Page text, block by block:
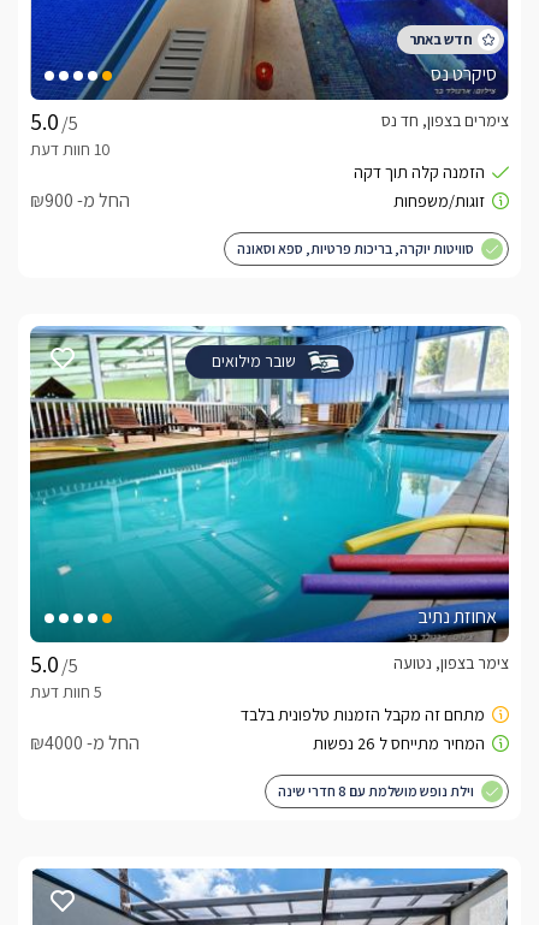
סיקרט נס
/5
צימרים בצפון, חד נס
החל מ- ₪900
סוויטות יוקרה, בריכות פרטיות, ספא וסאונה
שובר מילואים
אחוזת נתיב
/5
צימר בצפון, נטועה
החל מ- ₪4000
וילת נופש מושלמת עם 8 חדרי שינה